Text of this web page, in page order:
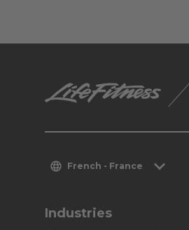
French - France
Industries